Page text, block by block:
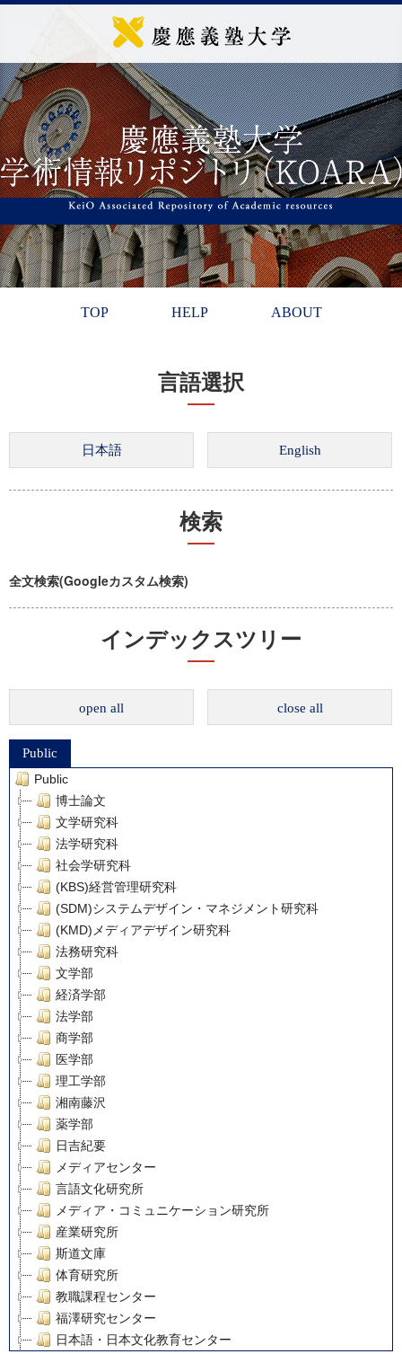
TOP HELP ABOUT
言語選択
検索
全文検索(Googleカスタム検索)
インデックスツリー
open all close all
Public
Public
博士論文
文学研究科
法学研究科
社会学研究科
(KBS)経営管理研究科
(SDM)システムデザイン・マネジメント研究科
(KMD)メディアデザイン研究科
法務研究科
文学部
経済学部
法学部
商学部
医学部
理工学部
湘南藤沢
薬学部
日吉紀要
メディアセンター
言語文化研究所
メディア・コミュニケーション研究所
産業研究所
斯道文庫
体育研究所
教職課程センター
福澤研究センター
日本語・日本文化教育センター